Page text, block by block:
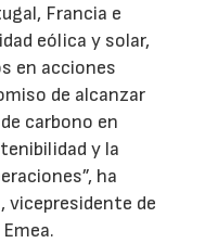
Francia e
eólica y solar,
en acciones
de alcanzar
carbono en
y la
ha
vicepresidente de